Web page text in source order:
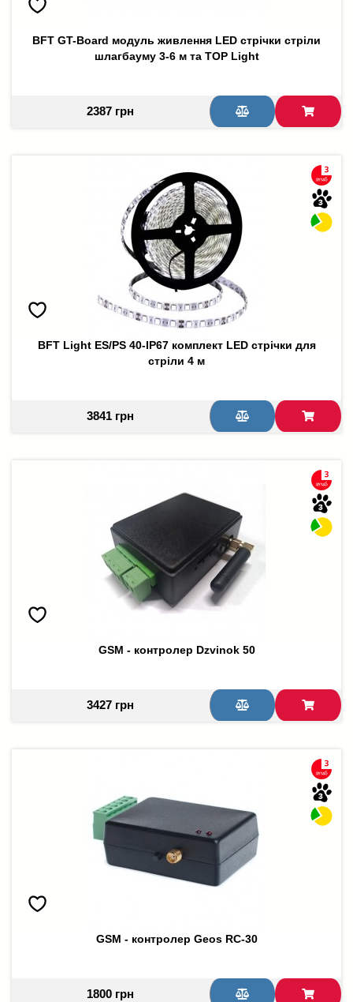
BFT GT-Board модуль живлення LED стрічки стріли
шлагбауму 3-6 м та TOP Light
2387 грн
BFT Light ES/PS 40-IP67 комплект LED стрічки для
стріли 4 м
3841 грн
GSM - контролер Dzvinok 50
3427 грн
GSM - контролер Geos RC-30
1800 грн